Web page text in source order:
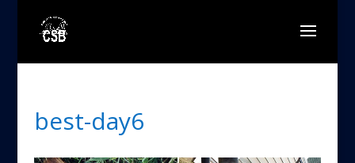
best-day6